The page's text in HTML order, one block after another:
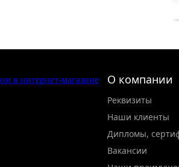
О компании
Реквизиты
Наши клиенты
Дипломы,
Вакансии